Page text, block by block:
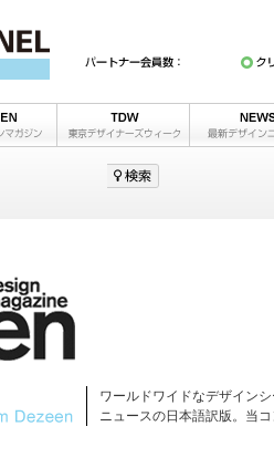
ワールドワイドなデザイン
ニュースの日本語訳版。当